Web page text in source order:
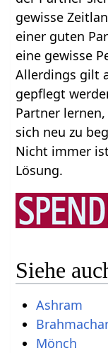
gewisse
einer guten
eine gewisse
Allerdings gilt
gepflegt
Partner
sich neu zu
Nicht immer
Lösung.
Siehe
Ashram
Mönch